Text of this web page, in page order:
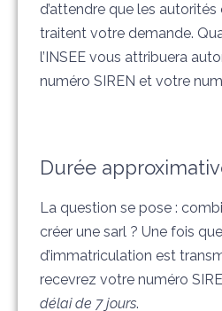
d’attendre que les
traitent votre demande.
l’INSEE vous attribuera
numéro SIREN et votre
Durée
La question se pose :
créer une sarl ? Une fois
d’immatriculation est
recevrez votre numéro
délai de 7 jours.